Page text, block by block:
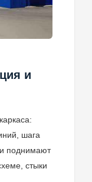
и
шага
поднимают
стыки